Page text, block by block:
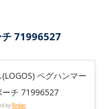
71996527
(LOGOS) ペグハンマー
ーチ 71996527
byRinker